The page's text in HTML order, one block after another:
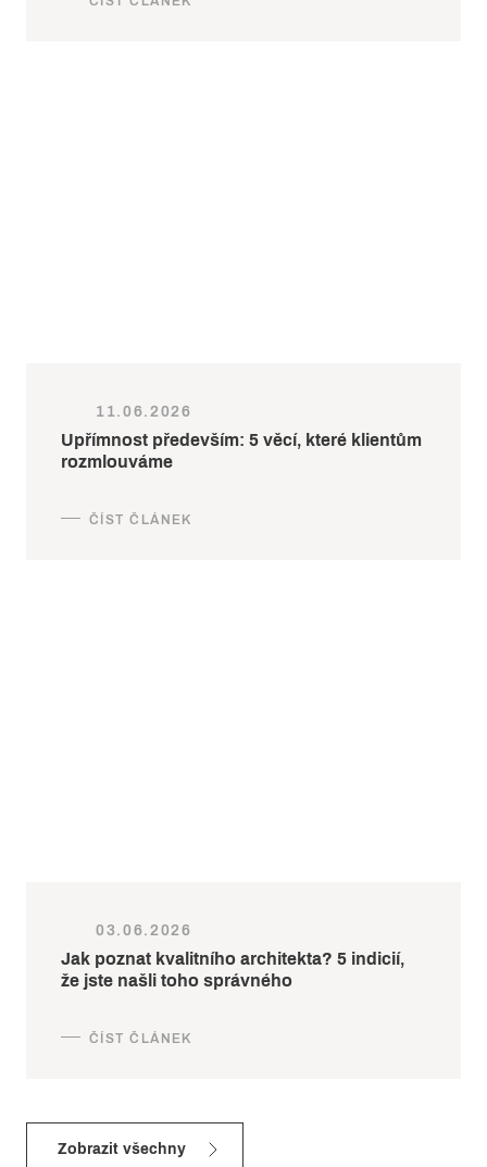
11.06.2026
Upřímnost především: 5 věcí, které klientům
rozmlouváme
03.06.2026
Jak poznat kvalitního architekta? 5 indicií,
že jste našli toho správného
Zobrazit všechny